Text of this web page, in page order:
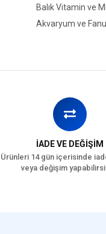
Balık Vitamin ve
Akvaryum ve
İADE VE DEĞİŞİM
Ürünleri 14 gün içerisinde
veya değişim